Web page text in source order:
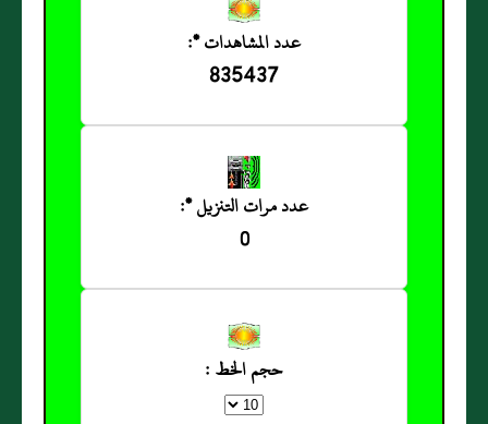
عدد المشاهدات *:
835437
عدد مرات التنزيل *:
0
حجم الخط :